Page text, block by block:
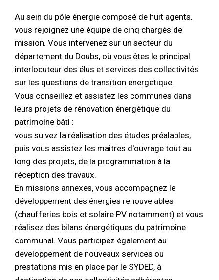
Au sein du pôle énergie composé de huit agents,
vous rejoignez une équipe de cinq chargés de
mission. Vous intervenez sur un secteur du
département du Doubs, où vous êtes le principal
interlocuteur des élus et services des collectivités
sur les questions de transition énergétique.
Vous conseillez et assistez les communes dans
leurs projets de rénovation énergétique du
patrimoine bâti :
vous suivez la réalisation des études préalables,
puis vous assistez les maitres d'ouvrage tout au
long des projets, de la programmation à la
réception des travaux.
En missions annexes, vous accompagnez le
développement des énergies renouvelables
(chaufferies bois et solaire PV notamment) et vous
réalisez des bilans énergétiques du patrimoine
communal. Vous participez également au
développement de nouveaux services ou
prestations mis en place par le SYDED, à